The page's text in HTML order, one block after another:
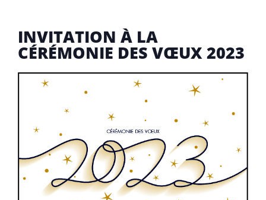
INVITATION À LA
CÉRÉMONIE DES VŒUX 2023